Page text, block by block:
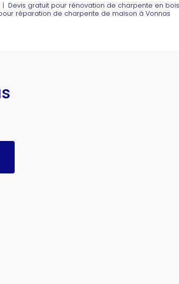
| Devis gratuit pour rénovation de charpente en
réparation de charpente de maison à Vonnas